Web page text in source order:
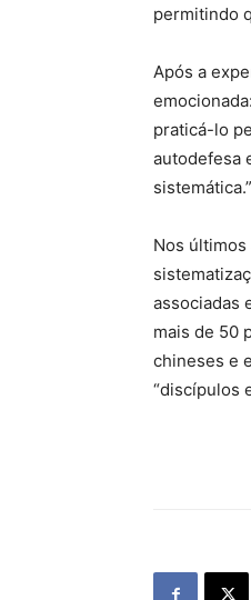
permitindo
Após a
praticá-lo
autodefesa
sistemática.”
Nos
associadas
mais de 50
chineses e
“discípulos